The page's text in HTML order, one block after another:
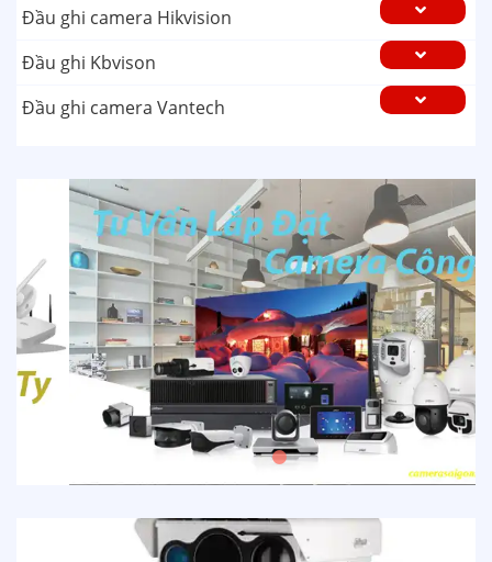
Đầu ghi camera Hikvision
Đầu ghi Kbvison
Đầu ghi camera Vantech